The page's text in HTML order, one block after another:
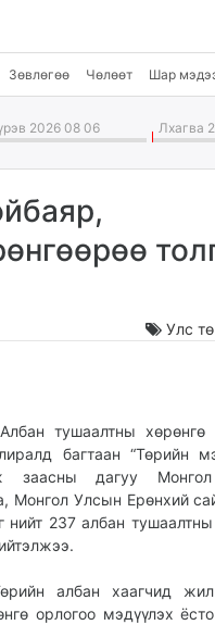
Зөвлөгөө Чөлөөт Шар
2026 08 06 Лхагва
Улс
тушаалтны хөрөнгө
багтаан “Төрийн
заасны дагуу
Монгол Улсын Ерөнхий
237 албан
албан хаагчид
орлогоо мэдүүлэх